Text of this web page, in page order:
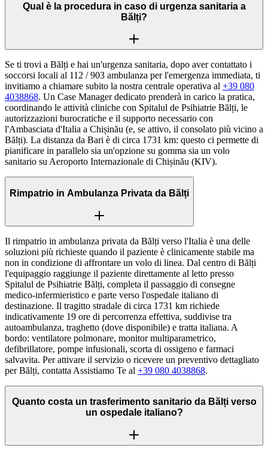
Qual è la procedura in caso di urgenza sanitaria a
Bălți?
Se ti trovi a Bălți e hai un'urgenza sanitaria, dopo aver contattato i
soccorsi locali al 112 / 903 ambulanza per l'emergenza immediata, ti
invitiamo a chiamare subito la nostra centrale operativa al +39 080
4038868. Un Case Manager dedicato prenderà in carico la pratica,
coordinando le attività cliniche con Spitalul de Psihiatrie Bălți, le
autorizzazioni burocratiche e il supporto necessario con
l'Ambasciata d'Italia a Chișinău (e, se attivo, il consolato più vicino a
Bălți). La distanza da Bari è di circa 1731 km: questo ci permette di
pianificare in parallelo sia un'opzione su gomma sia un volo
sanitario su Aeroporto Internazionale di Chișinău (KIV).
Rimpatrio in Ambulanza Privata da Bălți
Il rimpatrio in ambulanza privata da Bălți verso l'Italia è una delle
soluzioni più richieste quando il paziente è clinicamente stabile ma
non in condizione di affrontare un volo di linea. Dal centro di Bălți
l'equipaggio raggiunge il paziente direttamente al letto presso
Spitalul de Psihiatrie Bălți, completa il passaggio di consegne
medico-infermieristico e parte verso l'ospedale italiano di
destinazione. Il tragitto stradale di circa 1731 km richiede
indicativamente 19 ore di percorrenza effettiva, suddivise tra
autoambulanza, traghetto (dove disponibile) e tratta italiana. A
bordo: ventilatore polmonare, monitor multiparametrico,
defibrillatore, pompe infusionali, scorta di ossigeno e farmaci
salvavita. Per attivare il servizio o ricevere un preventivo dettagliato
per Bălți, contatta Assistiamo Te al +39 080 4038868.
Quanto costa un trasferimento sanitario da Bălți verso
un ospedale italiano?